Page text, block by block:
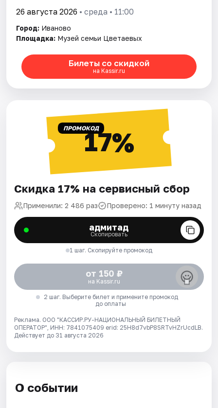
26 августа 2026 • среда • 11:00
Город: Иваново
Площадка: Музей семьи Цветаевых
Билеты со скидкой
на Kassir.ru
ПРОМОКОД17%
Скидка 17% на сервисный сбор
Применили: 2 486 раз Проверено: 1 минуту назад
адмитад
Скопировать
1 шаг. Скопируйте промокод
от 150 ₽
на Kassir.ru
2 шаг. Выберите билет и примените промокод
до оплаты
Реклама. ООО "КАССИР.РУ-НАЦИОНАЛЬНЫЙ БИЛЕТНЫЙ
ОПЕРАТОР", ИНН: 7841075409 erid: 25H8d7vbP8SRTvHZrUcdLB.
Действует до 31 августа 2026
О событии